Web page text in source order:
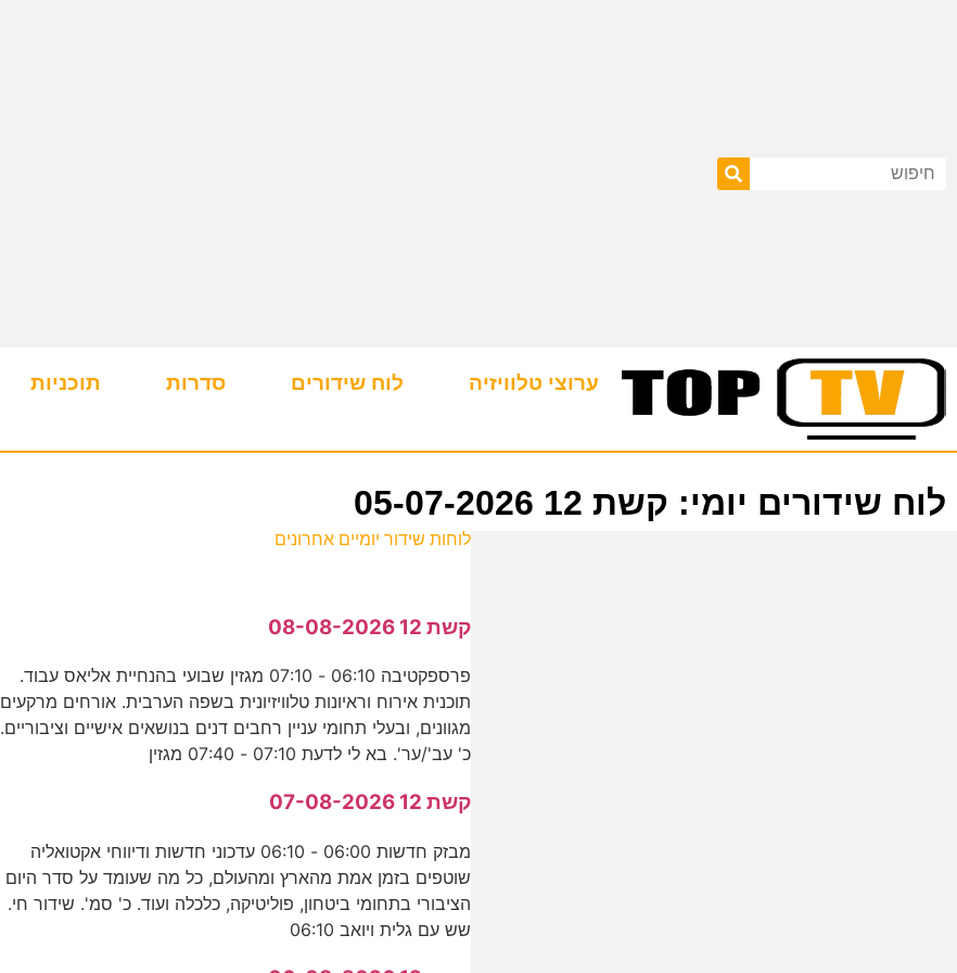
ערוצי טלוויזיה לוח שידורים סדרות תוכניות
לוח שידורים יומי: קשת 12 05-07-2026
לוחות שידור יומיים אחרונים
קשת 12 08-08-2026
פרספקטיבה 06:10 - 07:10 מגזין שבועי בהנחיית אליאס עבוד.
תוכנית אירוח וראיונות טלוויזיונית בשפה הערבית. אורחים מרקעים
מגוונים, ובעלי תחומי עניין רחבים דנים בנושאים אישיים וציבוריים.
כ' עב'/ער'. בא לי לדעת 07:10 - 07:40 מגזין
קשת 12 07-08-2026
מבזק חדשות 06:00 - 06:10 עדכוני חדשות ודיווחי אקטואליה
שוטפים בזמן אמת מהארץ ומהעולם, כל מה שעומד על סדר היום
הציבורי בתחומי ביטחון, פוליטיקה, כלכלה ועוד. כ' סמ'. שידור חי.
שש עם גלית ויואב 06:10